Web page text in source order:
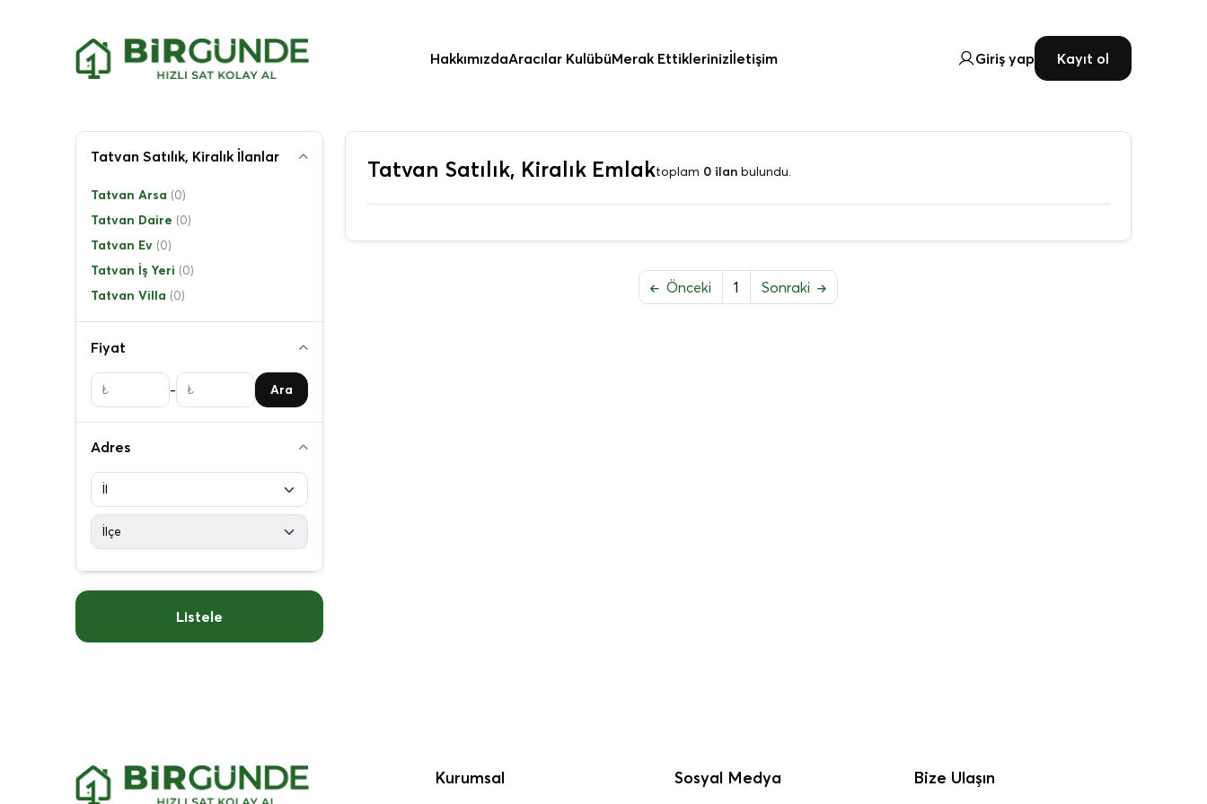
HakkımızdaAracılar KulübüMerak Ettiklerinizİletişim Giriş yap Kayıt ol
Tatvan Satılık, Kiralık İlanlar
Tatvan Arsa (0)
Tatvan Daire (0)
Tatvan Ev (0)
Tatvan İş Yeri (0)
Tatvan Villa (0)
Fiyat
- Ara
Adres
Listele
Tatvan Satılık, Kiralık Emlaktoplam 0 ilan bulundu.
Önceki 1 Sonraki
Kurumsal Sosyal Medya Bize Ulaşın